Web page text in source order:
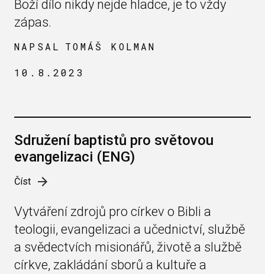
Boží dílo nikdy nejde hladce, je to vždy
zápas.
NAPSAL TOMÁŠ KOLMAN
10.8.2023
Sdružení baptistů pro světovou
evangelizaci (ENG)
Číst
Vytváření zdrojů pro církev o Bibli a
teologii, evangelizaci a učednictví, službě
a svědectvích misionářů, životě a službě
církve, zakládání sborů a kultuře a